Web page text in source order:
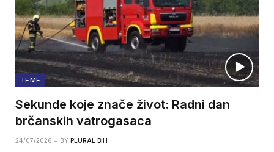
TEME
Sekunde koje znače život: Radni dan
brčanskih vatrogasaca
24/07/2026 BY PLURAL BIH